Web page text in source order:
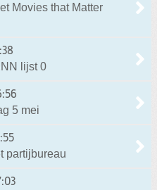
Movies that Matter
lijst 0
5 mei
partijbureau